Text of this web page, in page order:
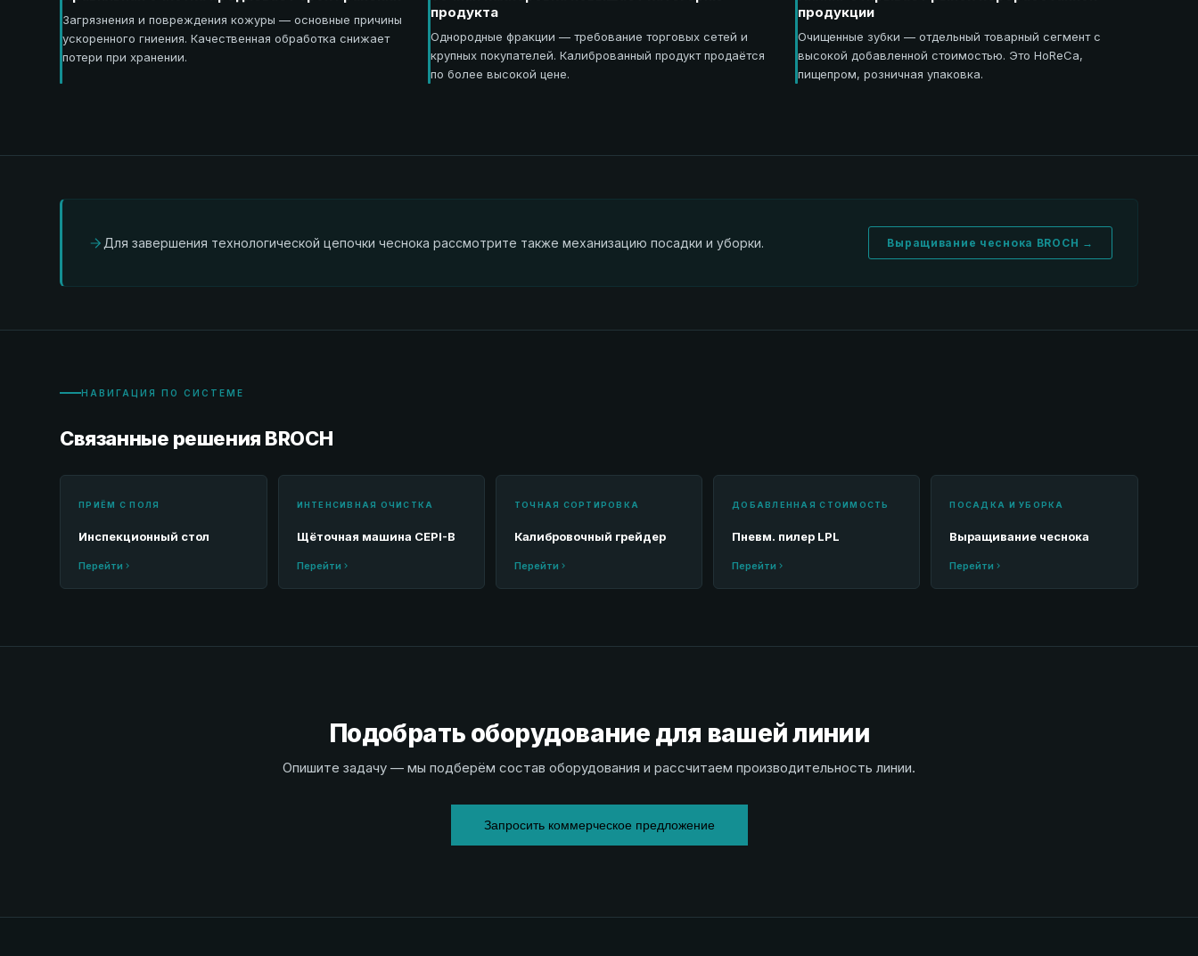
Загрязнения и повреждения кожуры — основные причины
ускоренного гниения. Качественная обработка снижает
потери при хранении.
продукта
Однородные фракции — требование торговых сетей и
крупных покупателей. Калиброванный продукт продаётся
по более высокой цене.
продукции
Очищенные зубки — отдельный товарный сегмент с
высокой добавленной стоимостью. Это HoReCa,
пищепром, розничная упаковка.
Для завершения технологической цепочки чеснока рассмотрите также механизацию посадки и уборки. Выращивание чеснока BROCH →
НАВИГАЦИЯ ПО СИСТЕМЕ
Связанные решения BROCH
ПРИЁМ С ПОЛЯ
Инспекционный стол
Перейти
ИНТЕНСИВНАЯ ОЧИСТКА
Щёточная машина CEPI-B
Перейти
ТОЧНАЯ СОРТИРОВКА
Калибровочный грейдер
Перейти
ДОБАВЛЕННАЯ СТОИМОСТЬ
Пневм. пилер LPL
Перейти
ПОСАДКА И УБОРКА
Выращивание чеснока
Перейти
Подобрать оборудование для вашей линии
Опишите задачу — мы подберём состав оборудования и рассчитаем производительность линии.
Запросить коммерческое предложение